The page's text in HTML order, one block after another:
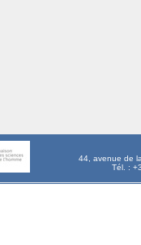
44, avenue de
Tél. :